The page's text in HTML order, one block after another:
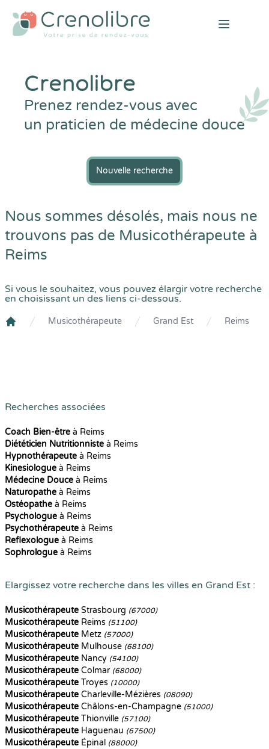
Open
Crenolibre
Prenez rendez-vous avec
un praticien de médecine douce
Nouvelle recherche
Nous sommes désolés, mais nous ne
trouvons pas de Musicothérapeute à
Reims
Si vous le souhaitez, vous pouvez élargir votre recherche
en choisissant un des liens ci-dessous.
Musicothérapeute Grand Est Reims
Recherches associées
Coach Bien-être à Reims
Diététicien Nutritionniste à Reims
Hypnothérapeute à Reims
Kinesiologue à Reims
Médecine Douce à Reims
Naturopathe à Reims
Ostéopathe à Reims
Psychologue à Reims
Psychothérapeute à Reims
Reflexologue à Reims
Sophrologue à Reims
Elargissez votre recherche dans les villes en Grand Est :
Musicothérapeute Strasbourg (67000)
Musicothérapeute Reims (51100)
Musicothérapeute Metz (57000)
Musicothérapeute Mulhouse (68100)
Musicothérapeute Nancy (54100)
Musicothérapeute Colmar (68000)
Musicothérapeute Troyes (10000)
Musicothérapeute Charleville-Mézières (08090)
Musicothérapeute Châlons-en-Champagne (51000)
Musicothérapeute Thionville (57100)
Musicothérapeute Haguenau (67500)
Musicothérapeute Épinal (88000)